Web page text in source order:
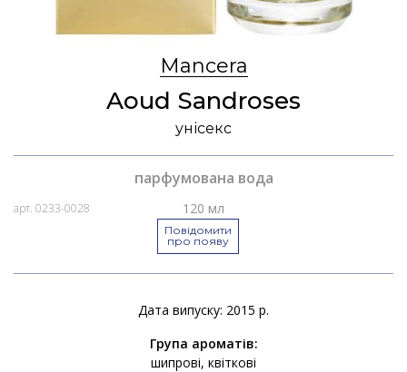
Mancera
Aoud Sandroses
унісекс
парфумована вода
арт. 0233-0028 120 мл
Повідомити
про появу
Дата випуску: 2015 р.
Група ароматів:
шипрові квіткові